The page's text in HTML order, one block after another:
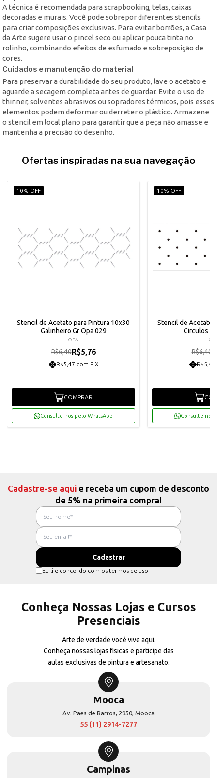
A técnica é recomendada para scrapbooking, telas, caixas
decoradas e murais. Você pode sobrepor diferentes stencils
para criar composições exclusivas. Para evitar borrões, a Casa
da Arte sugere usar o pincel seco ou aplicar pouca tinta no
rolinho, combinando efeitos de esfumado e sobreposição de
cores.
Cuidados e manutenção do material
Para preservar a durabilidade do seu produto, lave o acetato e
aguarde a secagem completa antes de guardar. Evite o uso de
thinner, solventes abrasivos ou sopradores térmicos, pois esses
elementos podem deformar ou derreter o plástico. Armazene
o stencil em local plano para garantir que a peça não amasse e
mantenha a precisão do desenho.
Ofertas inspiradas na sua navegação
10% OFF
Stencil de Acetato para Pintura 10x30
Galinheiro Gr Opa 029
OPA
R$6,40R$5,76
R$5,47 com PIX
COMPRAR
Consulte-nos pelo WhatsApp
10% OFF
Stencil de Acetato
Circulos
R$6,40
R$5,47
Consulte-nos
Cadastre-se aqui e receba um cupom de desconto
de 5% na primeira compra!
Eu li e concordo com os termos de uso
Conheça Nossas Lojas e Cursos
Presenciais
Arte de verdade você vive aqui.
Conheça nossas lojas físicas e participe das
aulas exclusivas de pintura e artesanato.
Mooca
Av. Paes de Barros, 2950, Mooca
55 (11) 2914-7277
Campinas